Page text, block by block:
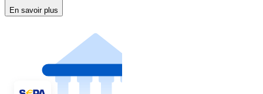
En savoir plus